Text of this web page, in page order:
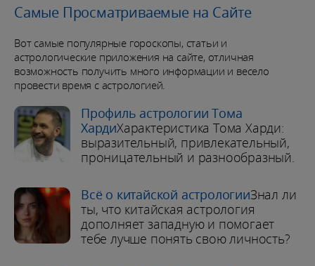
Самые Просматриваемые на Сайте
Вот самые популярные гороскопы, статьи и
астрологические приложения на сайте, отличная
возможность получить много информации и весело
провести время с астрологией.
Профиль астрологии Тома
ХардиХарактеристика Тома Харди:
выразительный, привлекательный,
проницательный и разнообразный.
Всё о китайской астрологииЗнал ли
ты, что китайская астрология
дополняет западную и помогает
тебе лучше понять свою личность?